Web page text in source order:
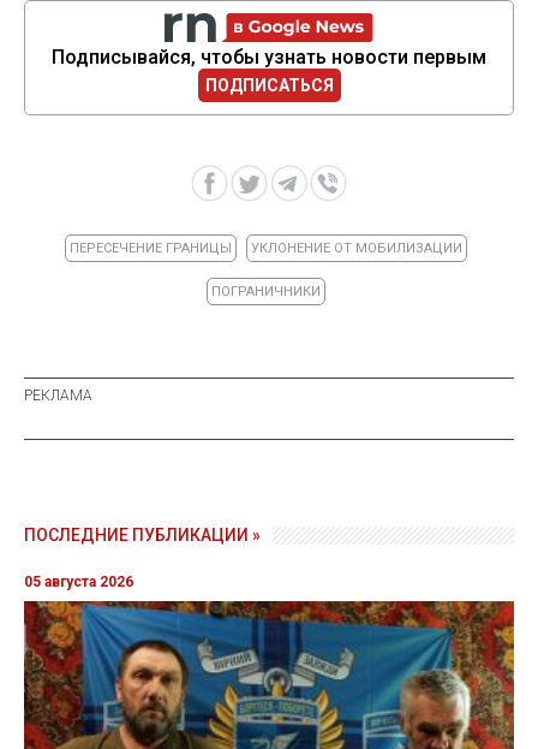
Подписывайся, чтобы узнать новости первым
ПОДПИСАТЬСЯ
ПЕРЕСЕЧЕНИЕ ГРАНИЦЫ УКЛОНЕНИЕ ОТ МОБИЛИЗАЦИИ
ПОГРАНИЧНИКИ
ПОСЛЕДНИЕ ПУБЛИКАЦИИ »
05 августа 2026